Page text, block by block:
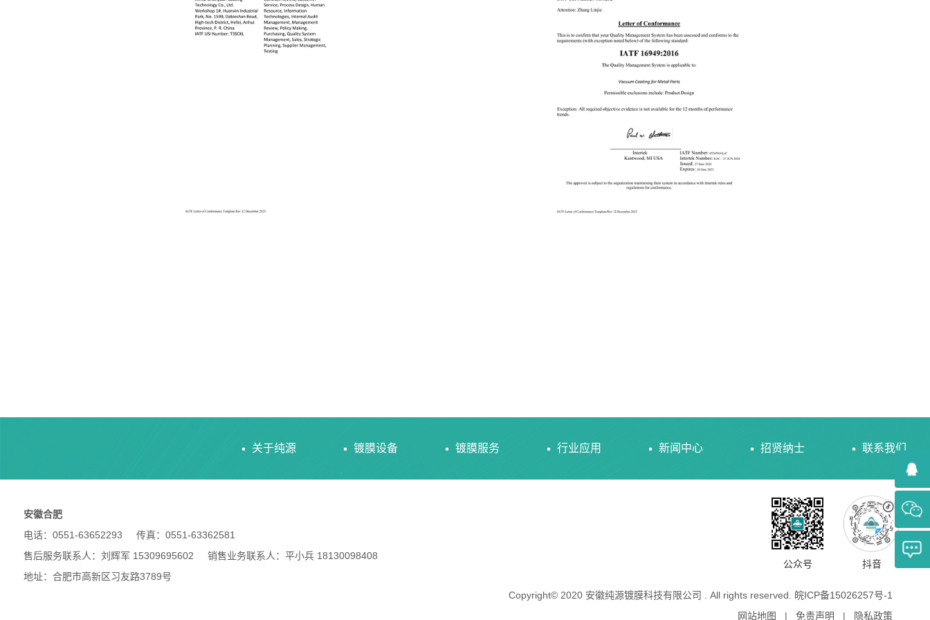
关于纯源 镀膜设备 镀膜服务 行业应用 新闻中心 招贤纳士 联系我们
公众号 抖音
安徽合肥
电话：0551-63652293 传真：0551-63362581
售后服务联系人：刘辉军 15309695602 销售业务联系人：平小兵 18130098408
地址：合肥市高新区习友路3789号
Copyright© 2020 安徽纯源镀膜科技有限公司 . All rights reserved. 皖ICP备15026257号-1
网站地图
|免责声明 | 隐私政策